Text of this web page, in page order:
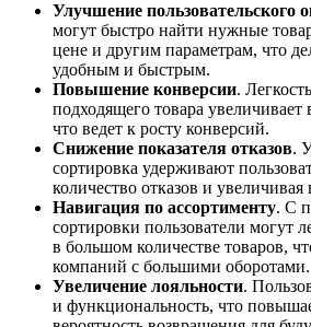
Улучшение пользовательского
могут быстро найти нужные
цене и другим параметрам, что
удобным и быстрым.
Повышение конверсии.
подходящего товара увеличивает
что ведет к росту конверсий.
Снижение показателя отказов.
сортировка удерживают
количество отказов и
Навигация по ассортименту. С
сортировки пользователи могут
в большом количестве товаров,
компаний с большими оборотами.
Увеличение лояльности.
и функциональность, что